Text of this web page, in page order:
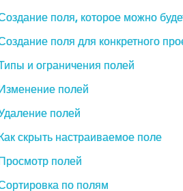
поля, которое можно
поля для конкретного
и ограничения полей
полей
полей
скрыть настраиваемое поле
полей
по полям